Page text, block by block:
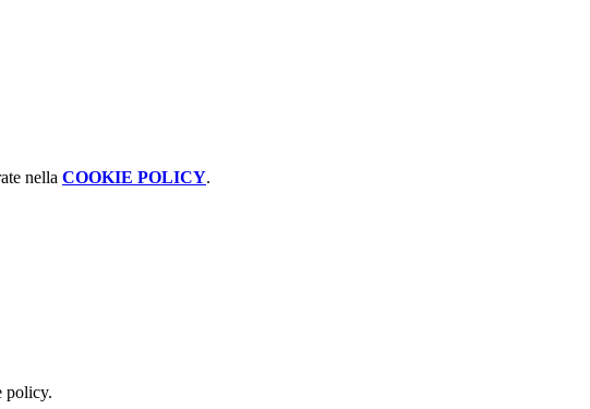
nella COOKIE POLICY.
policy.